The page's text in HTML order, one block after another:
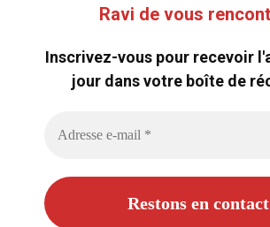
Ravi de vous
Inscrivez-vous pour recevoir
jour dans votre boîte de